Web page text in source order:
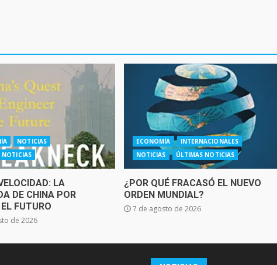
NOTICIAS
NOTICIAS
LA
DE CHINA POR
FUTURO
de 2026
ECONOMÍA
INTERNACIONALES
NOTICIAS
ÚLTIMAS NOTICIAS
¿POR QUÉ FRACASÓ EL NUEVO
ORDEN MUNDIAL?
7 de agosto de 2026